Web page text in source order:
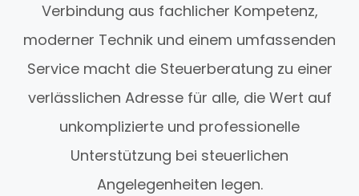
Verbindung aus fachlicher Kompetenz,
moderner Technik und einem umfassenden
Service macht die Steuerberatung zu einer
verlässlichen Adresse für alle, die Wert auf
unkomplizierte und professionelle
Unterstützung bei steuerlichen
Angelegenheiten legen.